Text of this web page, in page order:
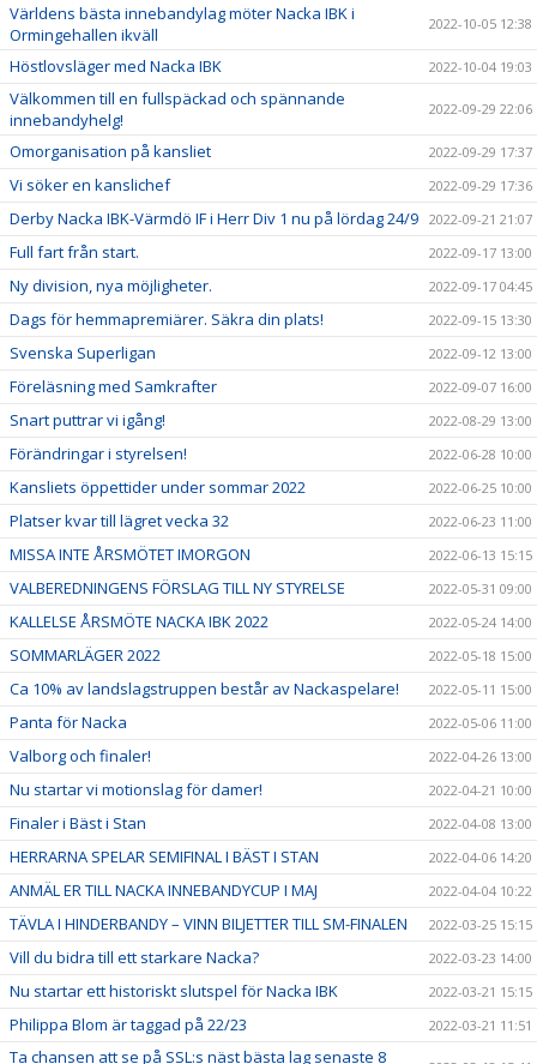
Världens bästa innebandylag möter Nacka IBK i
Ormingehallen ikväll
2022-10-05 12:38
Höstlovsläger med Nacka IBK 2022-10-04 19:03
Välkommen till en fullspäckad och spännande
innebandyhelg!
2022-09-29 22:06
Omorganisation på kansliet 2022-09-29 17:37
Vi söker en kanslichef 2022-09-29 17:36
Derby Nacka IBK-Värmdö IF i Herr Div 1 nu på lördag 24/9 2022-09-21 21:07
Full fart från start. 2022-09-17 13:00
Ny division, nya möjligheter. 2022-09-17 04:45
Dags för hemmapremiärer. Säkra din plats! 2022-09-15 13:30
Svenska Superligan 2022-09-12 13:00
Föreläsning med Samkrafter 2022-09-07 16:00
Snart puttrar vi igång! 2022-08-29 13:00
Förändringar i styrelsen! 2022-06-28 10:00
Kansliets öppettider under sommar 2022 2022-06-25 10:00
Platser kvar till lägret vecka 32 2022-06-23 11:00
MISSA INTE ÅRSMÖTET IMORGON 2022-06-13 15:15
VALBEREDNINGENS FÖRSLAG TILL NY STYRELSE 2022-05-31 09:00
KALLELSE ÅRSMÖTE NACKA IBK 2022 2022-05-24 14:00
SOMMARLÄGER 2022 2022-05-18 15:00
Ca 10% av landslagstruppen består av Nackaspelare! 2022-05-11 15:00
Panta för Nacka 2022-05-06 11:00
Valborg och finaler! 2022-04-26 13:00
Nu startar vi motionslag för damer! 2022-04-21 10:00
Finaler i Bäst i Stan 2022-04-08 13:00
HERRARNA SPELAR SEMIFINAL I BÄST I STAN 2022-04-06 14:20
ANMÄL ER TILL NACKA INNEBANDYCUP I MAJ 2022-04-04 10:22
TÄVLA I HINDERBANDY – VINN BILJETTER TILL SM-FINALEN 2022-03-25 15:15
Vill du bidra till ett starkare Nacka? 2022-03-23 14:00
Nu startar ett historiskt slutspel för Nacka IBK 2022-03-21 15:15
Philippa Blom är taggad på 22/23 2022-03-21 11:51
Ta chansen att se på SSL:s näst bästa lag senaste 8